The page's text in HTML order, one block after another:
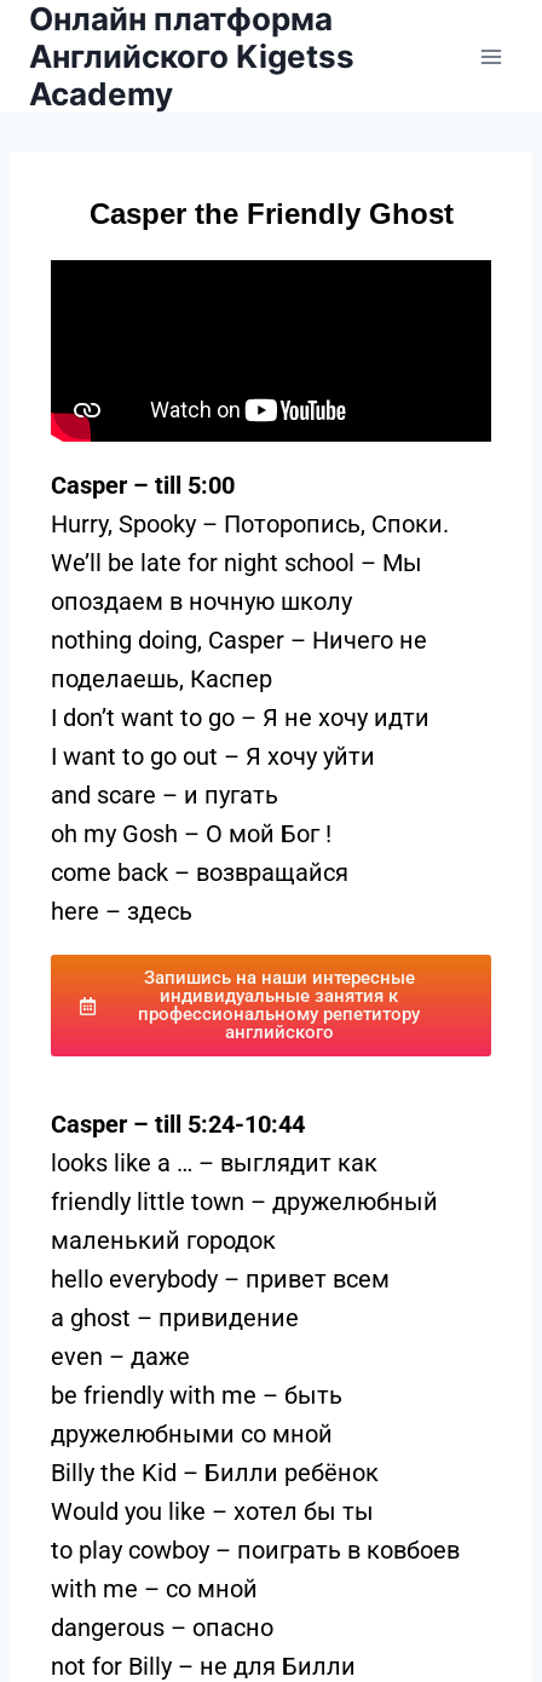
Онлайн платформа
Английского Kigetss
Academy
Casper the Friendly Ghost
Casper – till 5:00
Hurry, Spooky – Поторопись, Споки.
We’ll be late for night school – Мы
опоздаем в ночную школу
nothing doing, Casper – Ничего не
поделаешь, Каспер
I don’t want to go – Я не хочу идти
I want to go out – Я хочу уйти
and scare – и пугать
oh my Gosh – О мой Бог !
come back – возвращайся
here – здесь
Запишись на наши интересные
индивидуальные занятия к
профессиональному репетитору
английского
Casper – till 5:24-10:44
looks like a … – выглядит как
friendly little town – дружелюбный
маленький городок
hello everybody – привет всем
a ghost – привидение
even – даже
be friendly with me – быть
дружелюбными со мной
Billy the Kid – Билли ребёнок
Would you like – хотел бы ты
to play cowboy – поиграть в ковбоев
with me – со мной
dangerous – опасно
not for Billy – не для Билли